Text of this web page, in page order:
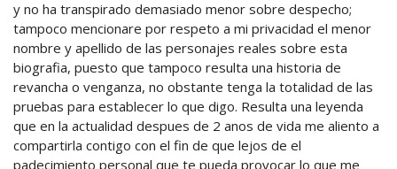
y no ha transpirado demasiado menor sobre despecho;
tampoco mencionare por respeto a mi privacidad el menor
nombre y apellido de las personajes reales sobre esta
biografia, puesto que tampoco resulta una historia de
revancha o venganza, no obstante tenga la totalidad de las
pruebas para establecer lo que digo. Resulta una leyenda
que en la actualidad despues de 2 anos de vida me aliento a
compartirla contigo con el fin de que lejos de el
padecimiento personal que te pueda provocar lo que me